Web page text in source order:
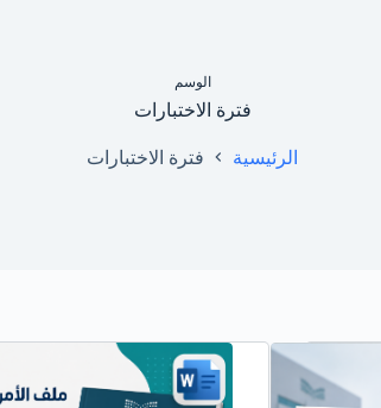
الوسم
فترة الاختبارات
الرئيسية فترة الاختبارات